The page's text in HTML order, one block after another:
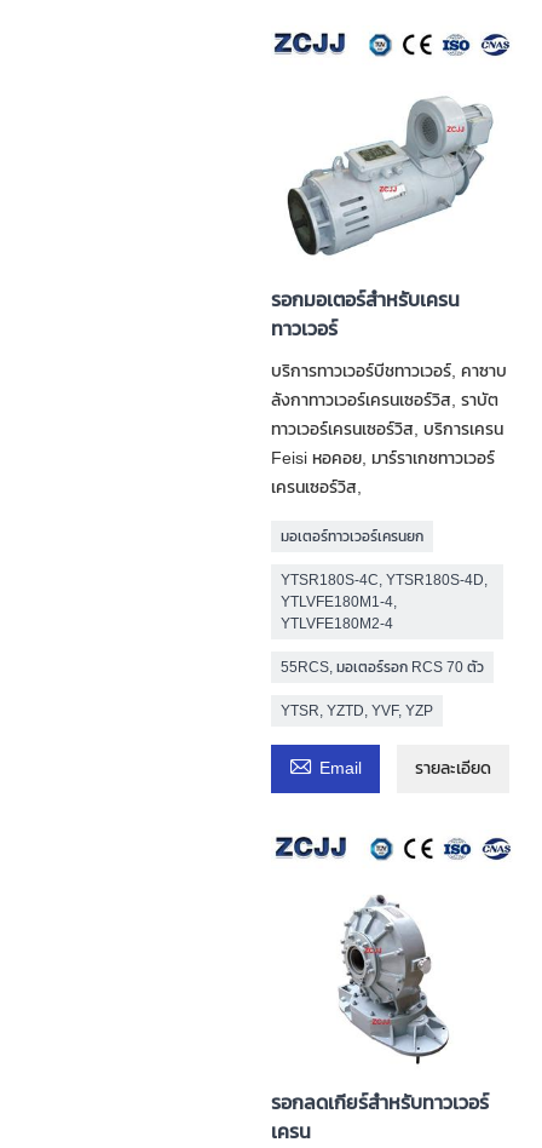
รอกมอเตอร์สำหรับเครน
ทาวเวอร์
บริการทาวเวอร์บีชทาวเวอร์, คาซาบ
ลังกาทาวเวอร์เครนเซอร์วิส, ราบัต
ทาวเวอร์เครนเซอร์วิส, บริการเครน
Feisi หอคอย, มาร์ราเกชทาวเวอร์
เครนเซอร์วิส,
มอเตอร์ทาวเวอร์เครนยก
YTSR180S-4C, YTSR180S-4D,
YTLVFE180M1-4,
YTLVFE180M2-4
55RCS, มอเตอร์รอก RCS 70 ตัว
YTSR, YZTD, YVF, YZP
 Email รายละเอียด
รอกลดเกียร์สำหรับทาวเวอร์
เครน